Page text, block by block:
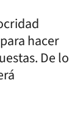
hacer
De lo